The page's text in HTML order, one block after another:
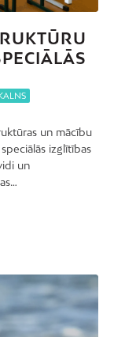
un mācību
izglītības
un